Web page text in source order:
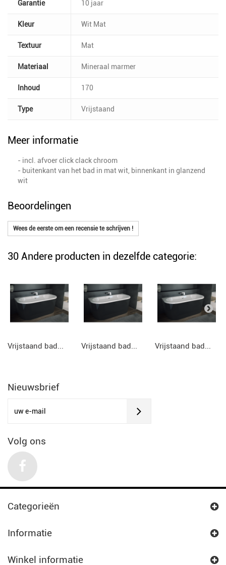
Garantie 10 jaar
Kleur Wit Mat
Textuur Mat
Materiaal Mineraal marmer
Inhoud 170
Type Vrijstaand
Meer informatie
- incl. afvoer click clack chroom
- buitenkant van het bad in mat wit, binnenkant in glanzend
wit
Beoordelingen
Wees de eerste om een recensie te schrijven !
30 Andere producten in dezelfde categorie:
Vrijstaand bad... Vrijstaand bad... Vrijstaand bad...
Nieuwsbrief
Volg ons
Categorieën
Informatie
Winkel informatie